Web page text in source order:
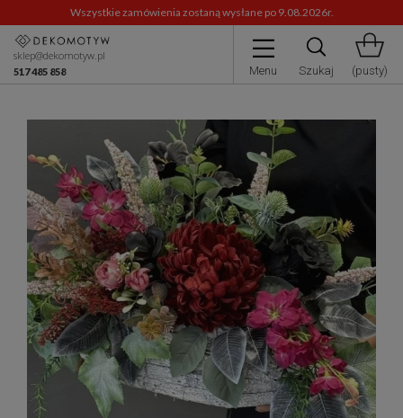
Wszystkie zamówienia zostaną wysłane po 9.08.2026r.
Menu Szukaj (pusty)
sklep@dekomotyw.pl
517 485 858